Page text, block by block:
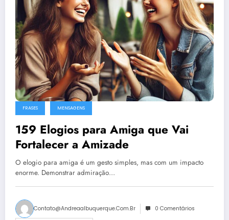
FRASES MENSAGENS
159 Elogios para Amiga que Vai
Fortalecer a Amizade
O elogio para amiga é um gesto simples, mas com um impacto
enorme. Demonstrar admiração…
Contato@andreaalbuquerque.com.br 0 Comentários